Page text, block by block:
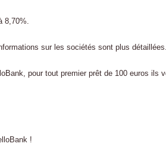
8,70%.
sur les sociétés sont plus détaillées.
pour tout premier prêt de 100 euros ils
!